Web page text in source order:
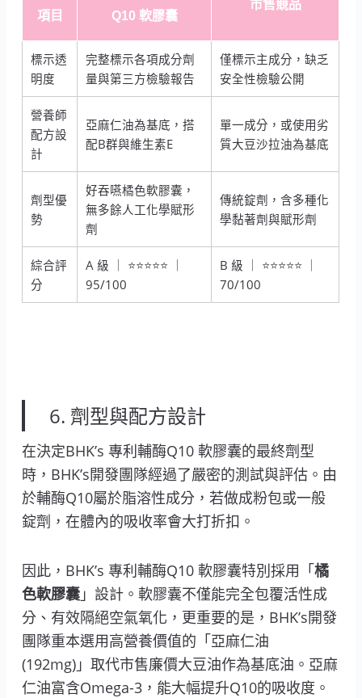
項目
Q10 軟膠囊
市售競品
標示透
明度
完整標示各項成分劑
量與第三方檢驗報告
僅標示主成分，缺乏
安全性檢驗公開
營養師
配方設
計
亞麻仁油為基底，搭
配B群與維生素E
單一成分，或使用劣
質大豆沙拉油為基底
劑型優
勢
好吞嚥橘色軟膠囊，
無多餘人工化學賦形
劑
傳統錠劑，含多種化
學黏著劑與賦形劑
綜合評
分
A 級 ｜ ⭐⭐⭐⭐⭐ ｜
95/100
B 級 ｜ ⭐⭐⭐⭐⭐ ｜
70/100
6. 劑型與配方設計
在決定BHK’s 專利輔酶Q10 軟膠囊的最終劑型
時，BHK’s開發團隊經過了嚴密的測試與評估。由
於輔酶Q10屬於脂溶性成分，若做成粉包或一般
錠劑，在體內的吸收率會大打折扣。
因此，BHK’s 專利輔酶Q10 軟膠囊特別採用「橘
色軟膠囊 」設計。軟膠囊不僅能完全包覆活性成
分、有效隔絕空氣氧化，更重要的是，BHK’s開發
團隊重本選用高營養價值的「亞麻仁油
(192mg)」取代市售廉價大豆油作為基底油。亞麻
仁油富含Omega-3，能大幅提升Q10的吸收度。